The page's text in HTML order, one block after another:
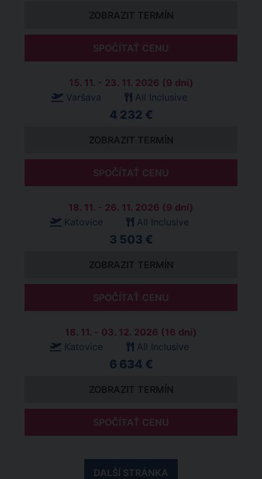
ZOBRAZIT TERMÍN
SPOČÍTAŤ CENU
15. 11. - 23. 11. 2026 (9 dní)
Varšava
All Inclusive
4 232 €
ZOBRAZIT TERMÍN
SPOČÍTAŤ CENU
18. 11. - 26. 11. 2026 (9 dní)
Katovice
All Inclusive
3 503 €
ZOBRAZIT TERMÍN
SPOČÍTAŤ CENU
18. 11. - 03. 12. 2026 (16 dní)
Katovice
All Inclusive
6 634 €
ZOBRAZIT TERMÍN
SPOČÍTAŤ CENU
DALŠÍ STRÁNKA